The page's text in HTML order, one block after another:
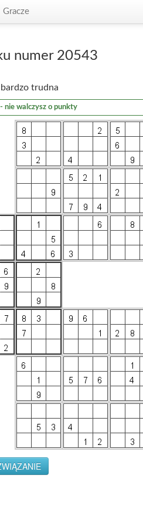
Gracze
numer 20543
trudna
nie walczysz o punkty